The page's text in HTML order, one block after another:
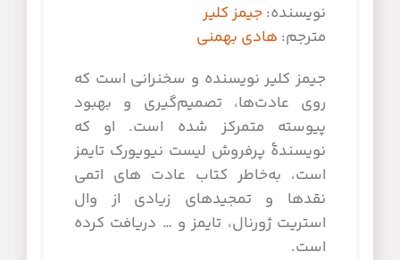
نویسنده:جیمز کلیر
مترجم: هادی بهمنی
جیمز کلیر نویسنده و سخنرانی است که
روی عادت‌ها، تصمیم‌گیری و بهبود
پیوسته متمرکز شده است. او که
نویسندۀ پرفروش لیست نیویورک تایمز
است، به‌خاطر کتاب عادت های اتمی
نقدها و تمجیدهای زیادی از وال
استریت ژورنال، تایمز و … دریافت کرده
است.